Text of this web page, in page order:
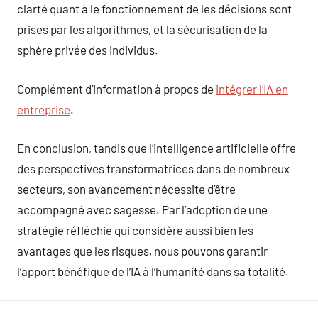
clarté quant à le fonctionnement de les décisions sont
prises par les algorithmes, et la sécurisation de la
sphère privée des individus.
Complément d’information à propos de intégrer l’IA en
entreprise.
En conclusion, tandis que l’intelligence artificielle offre
des perspectives transformatrices dans de nombreux
secteurs, son avancement nécessite d’être
accompagné avec sagesse. Par l’adoption de une
stratégie réfléchie qui considère aussi bien les
avantages que les risques, nous pouvons garantir
l’apport bénéfique de l’IA à l’humanité dans sa totalité.